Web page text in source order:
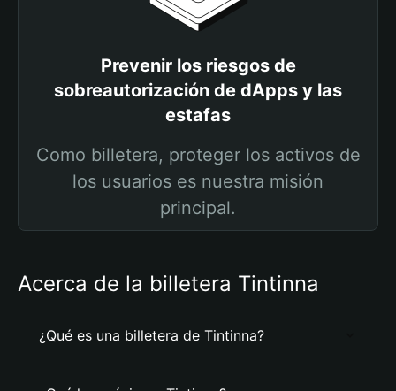
Prevenir los riesgos de
sobreautorización de dApps y las
estafas
Como billetera, proteger los activos de
los usuarios es nuestra misión
principal.
Acerca de la billetera Tintinna
¿Qué es una billetera de Tintinna?